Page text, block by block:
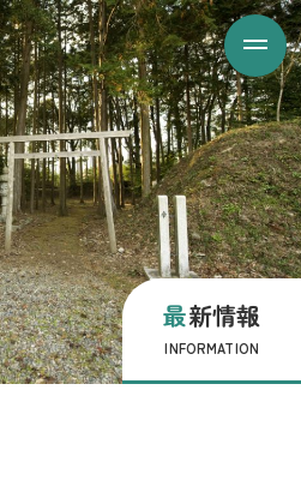
最新情報
INFORMATION